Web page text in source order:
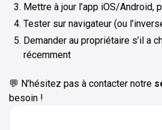
Mettre à jour l’app iOS/Android,
Tester sur navigateur (ou
Demander au propriétaire s’il a
récemment
💬 N’hésitez pas à contacter notre
besoin !